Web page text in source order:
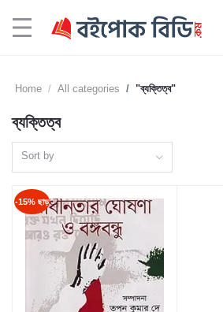
Home All categories "ব্যক্তিত্ব"
ব্যক্তিত্ব
Sort by
-15% ছাড়